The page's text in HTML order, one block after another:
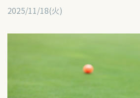
2025/11/18(火)